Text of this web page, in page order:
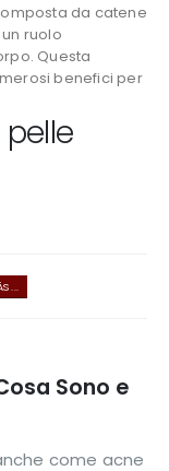
da catene
ruolo
Questa
benefici per
...
Sono e
come acne